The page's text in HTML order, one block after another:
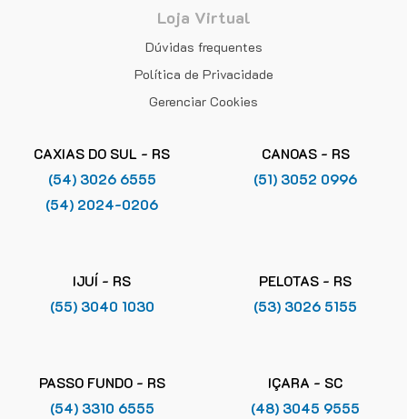
Loja Virtual
Dúvidas frequentes
Política de Privacidade
Gerenciar Cookies
CAXIAS DO SUL - RS
(54) 3026 6555
(54) 2024-0206
CANOAS - RS
(51) 3052 0996
IJUÍ - RS
(55) 3040 1030
PELOTAS - RS
(53) 3026 5155
PASSO FUNDO - RS
(54) 3310 6555
IÇARA - SC
(48) 3045 9555